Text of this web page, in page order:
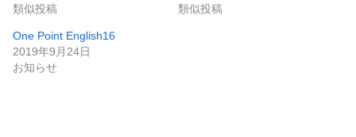
類似投稿
類似投稿
One Point English16
2019年9月24日
お知らせ